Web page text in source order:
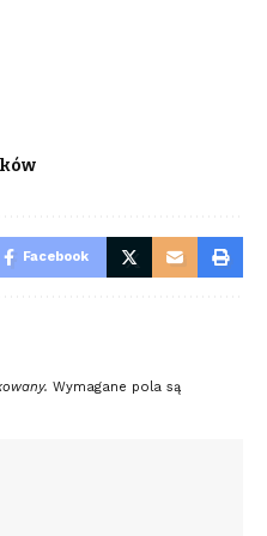
Facebook
Wymagane pola są